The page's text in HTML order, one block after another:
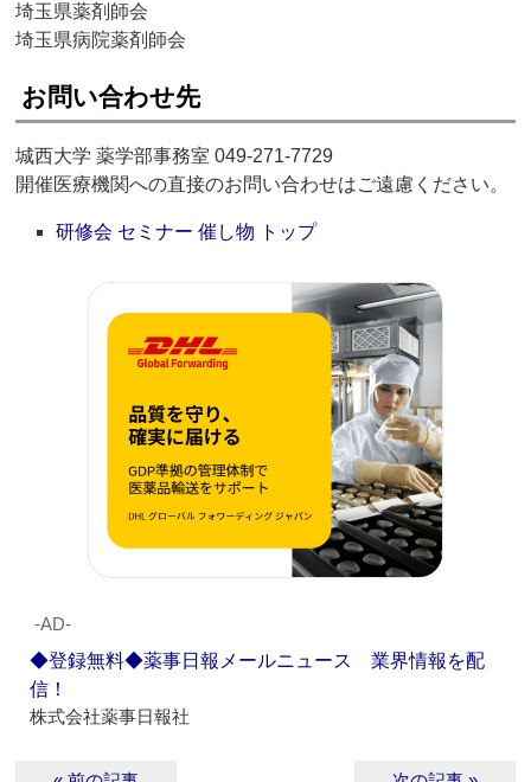
埼玉県薬剤師会
埼玉県病院薬剤師会
お問い合わせ先
城西大学 薬学部事務室 049-271-7729
開催医療機関への直接のお問い合わせはご遠慮ください。
研修会 セミナー 催し物 トップ
‐AD‐
◆登録無料◆薬事日報メールニュース 業界情報を配
信！
株式会社薬事日報社